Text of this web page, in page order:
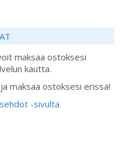
maksaa ostoksesi
kautta.
maksaa ostoksesi erissä!
-sivulta.